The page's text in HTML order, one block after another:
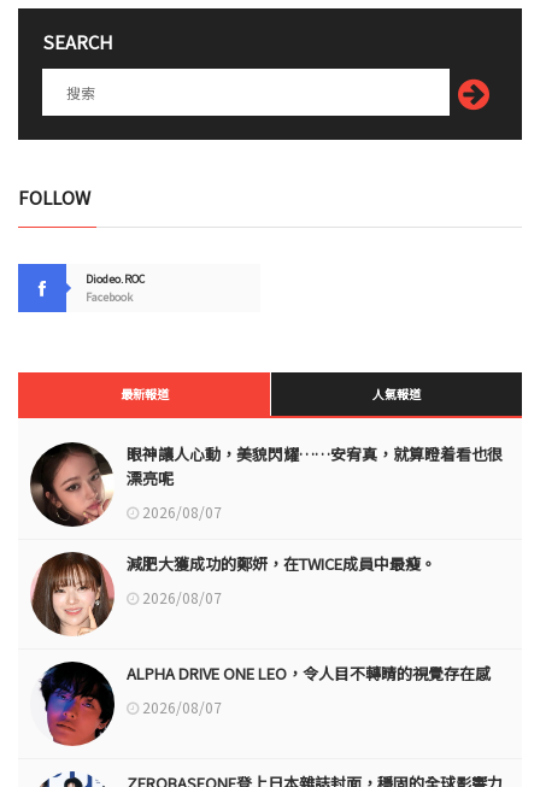
SEARCH
FOLLOW
Diodeo.ROC
Facebook
最新報道 人氣報道
眼神讓人心動，美貌閃耀……安宥真，就算瞪着看也很
漂亮呢
2026/08/07
減肥大獲成功的鄭妍，在TWICE成員中最瘦。
2026/08/07
ALPHA DRIVE ONE LEO，令人目不轉睛的視覺存在感
2026/08/07